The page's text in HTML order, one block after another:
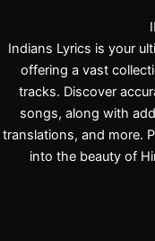
Indians Lyrics is your
offering a vast
tracks. Discover
songs, along with
translations, and more.
into the beauty of